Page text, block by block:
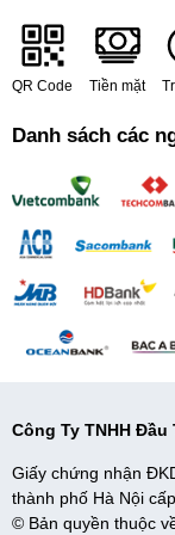
Cửa giặt lớn:
Sumikura. Nhờ
dàng, thuận tiện
năng giặt quần
nhàng ( tránh
DK nhiệt độ:
hợp giúp vải
chọn nhiệt độ:
áo có chất liệu
Loại vải tiếp
Hẹn giờ:Quần
khiến chúng bị
QR Code Tiền mặt
Danh sách các
Công Ty TNHH
Giấy chứng nhận
thành phố Hà Nội
© Bản quyền thuộc